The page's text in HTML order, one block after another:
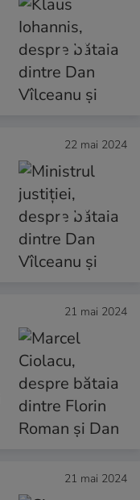
22 mai 2024
21 mai 2024
21 mai 2024